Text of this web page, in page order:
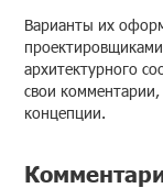
Варианты их
архитектурного
свои
концепции.